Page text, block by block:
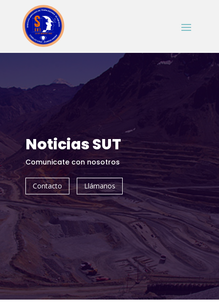
Noticias SUT
Comunicate con nosotros
Contacto Llámanos